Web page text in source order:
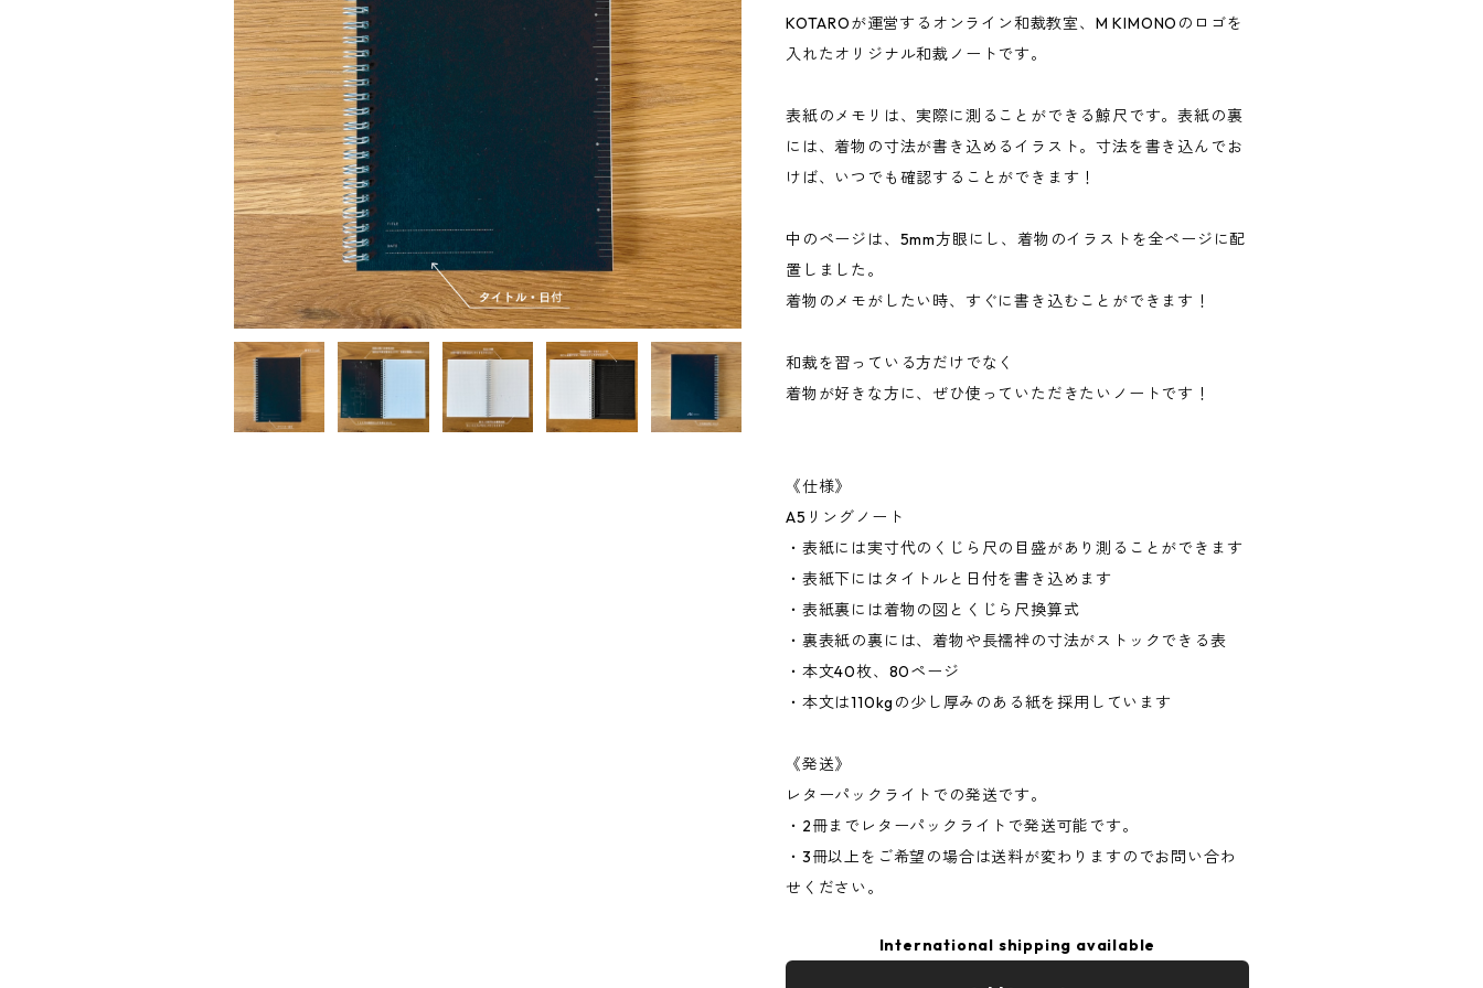
KOTAROが運営するオンライン和裁教室、M KIMONOのロゴを
入れたオリジナル和裁ノートです。
表紙のメモリは、実際に測ることができる鯨尺です。表紙の裏
には、着物の寸法が書き込めるイラスト。寸法を書き込んでお
けば、いつでも確認することができます！
中のページは、5mm方眼にし、着物のイラストを全ページに配
置しました。
着物のメモがしたい時、すぐに書き込むことができます！
和裁を習っている方だけでなく
着物が好きな方に、ぜひ使っていただきたいノートです！
《仕様》
A5リングノート
・表紙には実寸代のくじら尺の目盛があり測ることができます
・表紙下にはタイトルと日付を書き込めます
・表紙裏には着物の図とくじら尺換算式
・裏表紙の裏には、着物や長襦袢の寸法がストックできる表
・本文40枚、80ページ
・本文は110kgの少し厚みのある紙を採用しています
《発送》
レターパックライトでの発送です。
・2冊までレターパックライトで発送可能です。
・3冊以上をご希望の場合は送料が変わりますのでお問い合わ
せください。
International shipping available